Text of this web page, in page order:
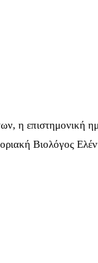
η επιστημονική
Βιολόγος